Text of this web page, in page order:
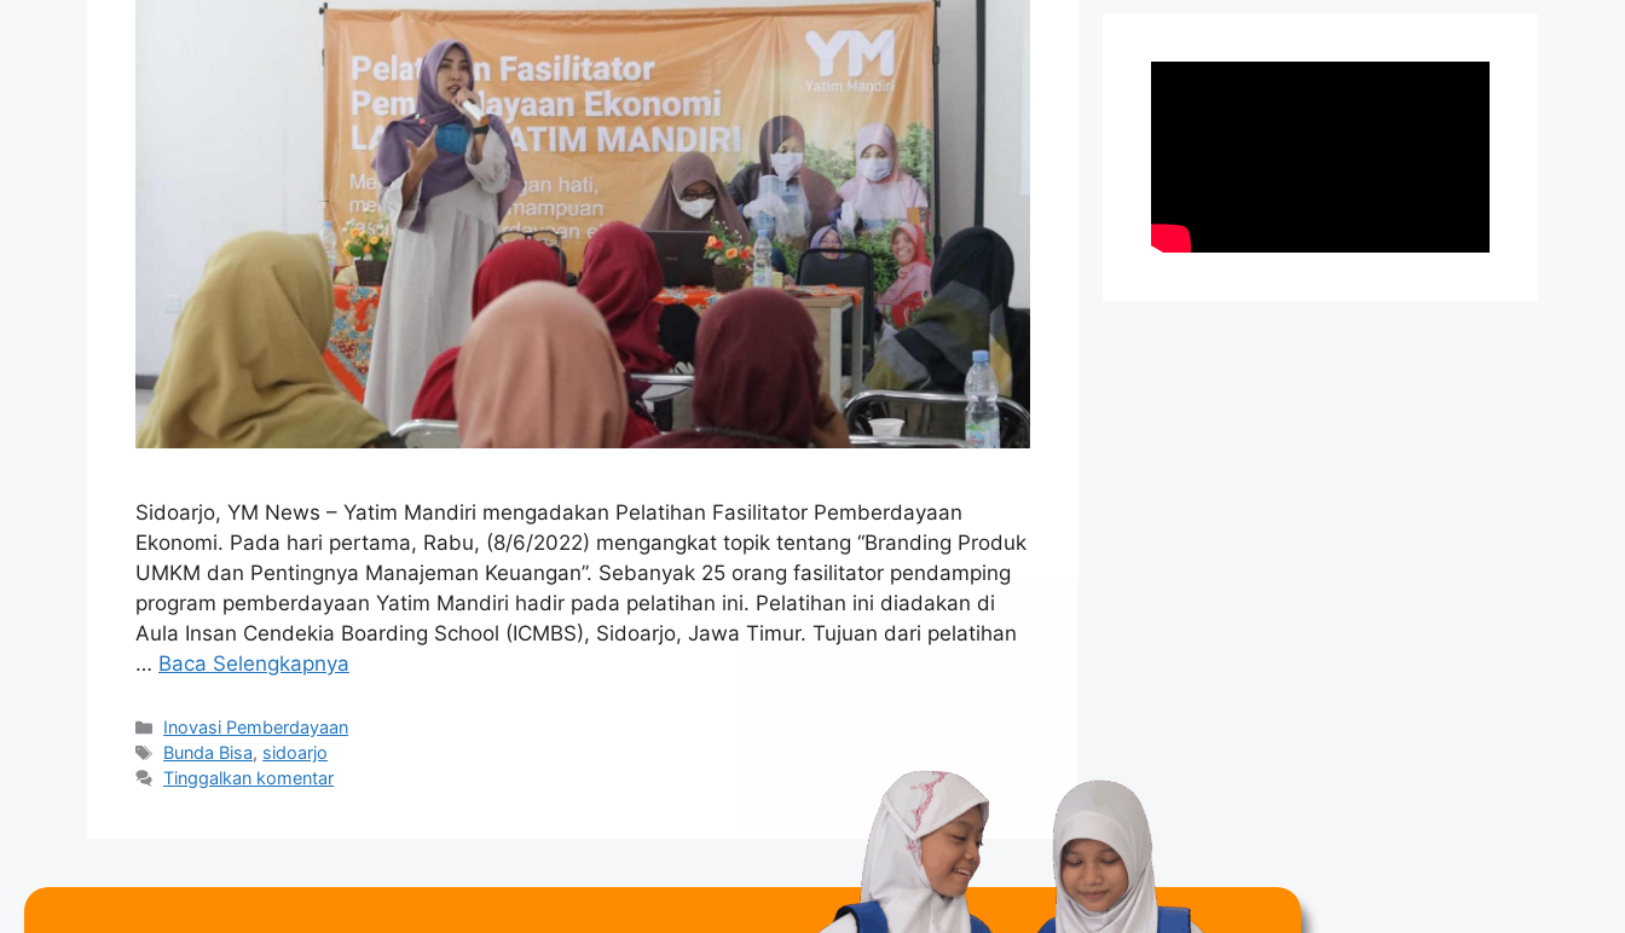
Sidoarjo, YM News – Yatim Mandiri mengadakan Pelatihan Fasilitator Pemberdayaan
Ekonomi. Pada hari pertama, Rabu, (8/6/2022) mengangkat topik tentang “Branding Produk
UMKM dan Pentingnya Manajeman Keuangan”. Sebanyak 25 orang fasilitator pendamping
program pemberdayaan Yatim Mandiri hadir pada pelatihan ini. Pelatihan ini diadakan di
Aula Insan Cendekia Boarding School (ICMBS), Sidoarjo, Jawa Timur. Tujuan dari pelatihan
… Baca Selengkapnya
Inovasi Pemberdayaan
Bunda Bisa, sidoarjo
Tinggalkan komentar